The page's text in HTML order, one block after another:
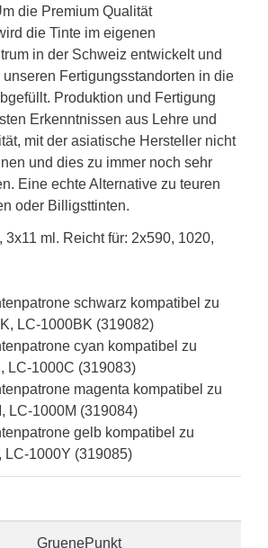
die Premium Qualität
die Tinte im eigenen
in der Schweiz entwickelt und
Fertigungsstandorten in die
Produktion und Fertigung
Erkenntnissen aus Lehre und
mit der asiatische Hersteller nicht
und dies zu immer noch sehr
Eine echte Alternative zu teuren
oder Billigsttinten.
3x11 ml. Reicht für: 2x590, 1020,
schwarz kompatibel zu
LC-1000BK (319082)
cyan kompatibel zu
LC-1000C (319083)
magenta kompatibel zu
LC-1000M (319084)
gelb kompatibel zu
LC-1000Y (319085)
GruenePunkt